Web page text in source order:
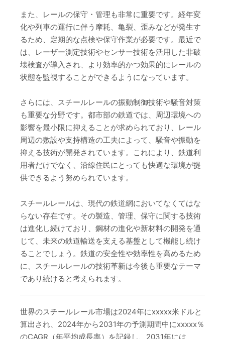
また、レールの保守・管理も非常に重要です。経年変
化や列車の運行に伴う摩耗、亀裂、歪みなどが発生す
るため、定期的な点検や保守作業が必要です。最近で
は、レーザー測定技術やセンサー技術を活用した非破
壊検査が導入され、より効率的かつ効果的にレールの
状態を監視することができるようになっています。
さらには、スチールレールの振動制御技術や騒音対策
も重要な分野です。都市部の鉄道では、周辺環境への
影響を最小限に抑えることが求められており、レール
周辺の敷設や支持構造の工夫によって、騒音や振動を
抑える技術が開発されています。これにより、鉄道利
用者だけでなく、沿線住民にとっても快適な環境が提
供できるよう努められています。
スチールレールは、現代の鉄道網においてなくてはな
らない存在です。その製造、管理、保守に関する技術
は進化し続けており、鋼材の進化や新材料の開発を通
じて、未来の鉄道輸送を支える基盤として機能し続け
ることでしょう。鉄道の安全性や効率性を高めるため
に、スチールレールの技術革新は今後も重要なテーマ
であり続けると考えられます。
世界のスチールレール市場は2024年にxxxxx米ドルと
算出され、2024年から2031年の予測期間中にxxxxx％
のCAGR（年平均成長率）を記録し、2031年には